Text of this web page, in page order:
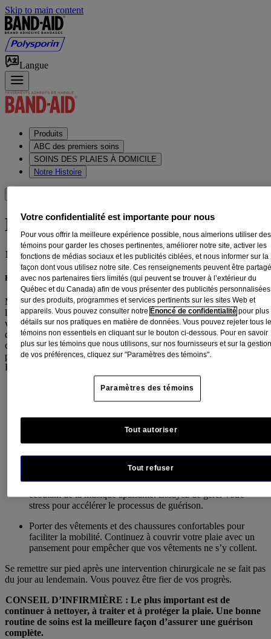
Skip to main content
Langue
Produits
ABC des premiers soins
SOINS DES PLAIES À DOMICILE
Notre Histoire
MOBILITÉ RETROUVÉE
MOBILITÉ RETROUVÉE
Prenez soin de vous
Maintenant que vous savez comment panser votre plaie et comment
la protéger contre l’infection, continuez à la couvrir et à changer
votre pansement au moins2x par jour, ou selon les instructions
d’un médecin. N’oubliez pas de prendre soin de vous! Une guérison
complète ne consiste pas simplement à assurer la guérison de votre
plaie. Vous devez également porter attention à votre bien-être.
Pendant la période de convalescence, il est important de :
Manger des aliments nutritifs, tels que des fruits et des
légumes. Une alimentation équilibrée apportera à votre corps
Dormir suffisamment, et ce, chaque nuit. Le processus de
guérison nécessite beaucoup d’efforts pour votre corps. Il est
Se reposer. Détendez-vous en lisant votre livre favori ou en
écoutant de la musique apaisante. Essayez de gérer votre
stress pour accélérer le processus de guérison.
Porter des vêtements et des chaussures confortables pour
faciliter la mobilité. Continuez à couvrir votre plaie avec un
pansement pour empêcher que vos vêtements ne s’y collent.
Se remettre sur pied après une intervention chirurgicale ne se fait pas
du jour au lendemain. Vous pouvez être fier de vos progrès.
CONSEIL D’INFIRMIÈRE : Le plus important est de
continuer à nettoyer, à traiter et à protéger la plaie. Une bonne
routine de soins est la meilleure façon d’assurer une guérison
complète.
Votre confidentialité est importante pour nous
Pour vous offrir la meilleure expérience possible, nous aimerions utiliser des
témoins pour garder les choses pertinentes, améliorer notre site, activer les
fonctions de médias sociaux et les publicités ciblées, et nous informer sur la
façon dont vous utilisez notre site. Ces renseignements peuvent être
avec nos partenaires tiers limités (qui peuvent se trouver à l’extérieur du
Québec et du Canada) afin de vous présenter des publicités personnalisées
sur des produits, programmes et services pertinents sur les sites Web et
appareils. Vous pouvez consulter notre Énoncé de confidentialité pour plus
détails sur nos pratiques en matière de données. Vous pouvez rejeter tous
témoins non essentiels en cliquant sur le bouton ci-dessous. Pour en savoir
plus sur les témoins que nous utilisons, sur nos fournisseurs et sur la
de vos préférences, cliquez sur "Paramètres des témoins".
Paramètres des témoins
Tout refuser
Tout autoriser